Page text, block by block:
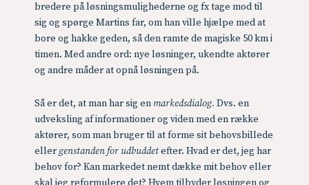
bredere på løsningsmulighederne og fx tage mod til
sig og spørge Martins far, om han ville hjælpe med at
bore og hakke geden, så den ramte de magiske 50 km i
timen. Med andre ord: nye løsninger, ukendte aktører
og andre måder at opnå løsningen på.
Så er det, at man har sig en markedsdialog. Dvs. en
udveksling af informationer og viden med en række
aktører, som man bruger til at forme sit behovsbillede
ellergenstanden for udbuddetefter. Hvad er det, jeg har
behov for? Kan markedet nemt dække mit behov eller